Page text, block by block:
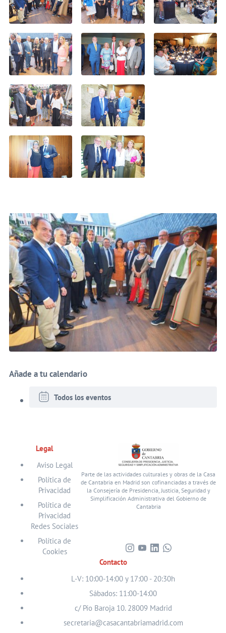
Añade a tu calendario
Todos los eventos
Legal
Aviso Legal
Política de
Privacidad
Política de
Privacidad
Redes Sociales
Política de
Cookies
Parte de las actividades culturales y obras de la Casa
de Cantabria en Madrid son cofinanciadas a través de
la Consejería de Presidencia, Justicia, Seguridad y
Simplificación Administrativa del Gobierno de
Cantabria
Visita
perfil
en
Instagram
Visita
perfil
en
Youtube
Visita
perfil
en
Linkedin
Visita
perfil
WhatsApp
Contacto
L-V: 10:00-14:00 y 17:00 - 20:30h
Sábados: 11:00-14:00
c/ Pío Baroja 10. 28009 Madrid
secretaria@casacantabriamadrid.com